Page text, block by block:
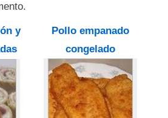
y
Pollo empanado
congelado